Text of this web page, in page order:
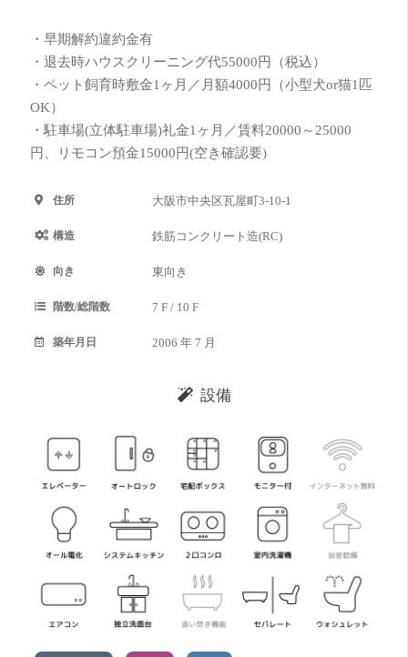
・早期解約違約金有
・退去時ハウスクリーニング代55000円（税込）
・ペット飼育時敷金1ヶ月／月額4000円（小型犬or猫1匹
OK）
・駐車場(立体駐車場)礼金1ヶ月／賃料20000～25000
円、リモコン預金15000円(空き確認要)
住所 大阪市中央区瓦屋町3-10-1
構造 鉄筋コンクリート造(RC)
向き 東向き
階数/総階数 7 F / 10 F
築年月日 2006 年 7 月
設備